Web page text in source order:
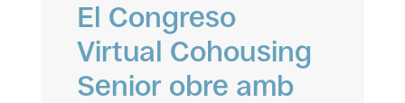
El Congreso
Virtual Cohousing
Senior obre amb